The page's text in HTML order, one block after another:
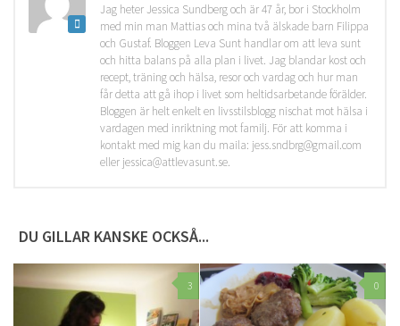
Jag heter Jessica Sundberg och är 47 år, bor i Stockholm
med min man Mattias och mina två älskade barn Filippa
och Gustaf. Bloggen Leva Sunt handlar om att leva sunt
och hitta balans på alla plan i livet. Jag blandar kost och
recept, träning och hälsa, resor och vardag och hur man
får detta att gå ihop i livet som heltidsarbetande förälder.
Bloggen är helt enkelt en livsstilsblogg nischat mot hälsa i
vardagen med inriktning mot familj. För att komma i
kontakt med mig kan du maila: jess.sndbrg@gmail.com
eller jessica@attlevasunt.se.
DU GILLAR KANSKE OCKSÅ...
3 0